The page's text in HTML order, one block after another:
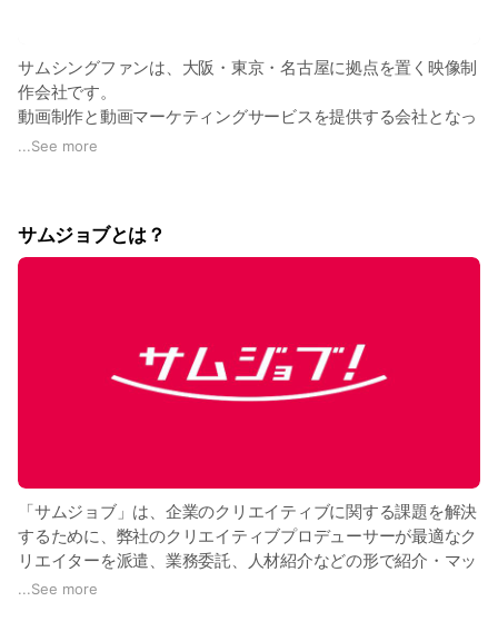
サムシングファンは、大阪・東京・名古屋に拠点を置く映像制
作会社です。
動画制作と動画マーケティングサービスを提供する会社となっ
ており、
動画制作をはじめ、ライブストリーミング、ドローン撮影、ス
タジオ収録など、
フリーランスのクリエイターと企業を繋ぐ「サムジョブ」を活
用した動画マーケティング、クリエイター支援や、eスポーツ
...See more
サムジョブとは？
「サムジョブ」は、企業のクリエイティブに関する課題を解決
するために、弊社のクリエイティブプロデューサーが最適なク
リエイターを派遣、業務委託、人材紹介などの形で紹介・マッ
チングし、案件進行まで行うサービスです。
...See more